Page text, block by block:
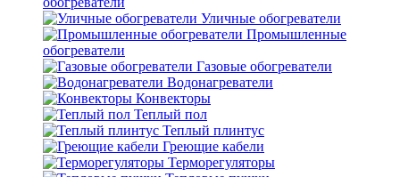
Уличные обогреватели
Промышленные
обогреватели
Газовые обогреватели
Водонагреватели
Конвекторы
Теплый пол
Теплый плинтус
Греющие кабели
Терморегуляторы